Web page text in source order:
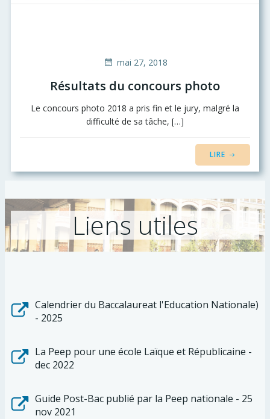
mai 27, 2018
Résultats du concours photo
Le concours photo 2018 a pris fin et le jury, malgré la
difficulté de sa tâche, […]
LIRE
Liens utiles
Calendrier du Baccalaureat l'Education Nationale)
- 2025
La Peep pour une école Laïque et Républicaine -
dec 2022
Guide Post-Bac publié par la Peep nationale - 25
nov 2021